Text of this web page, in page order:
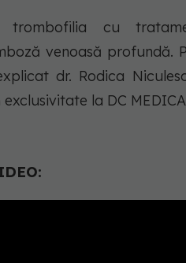
cu
venoasă profundă.
dr. Rodica
la DC